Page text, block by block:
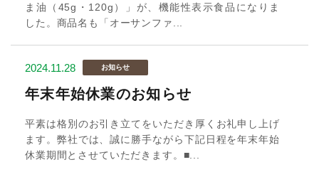
ま油（45g・120g）」が、機能性表示食品になりま
した。商品名も「オーサンファ...
2024.11.28 お知らせ
年末年始休業のお知らせ
平素は格別のお引き立てをいただき厚くお礼申し上げ
ます。弊社では、誠に勝手ながら下記日程を年末年始
休業期間とさせていただきます。■...